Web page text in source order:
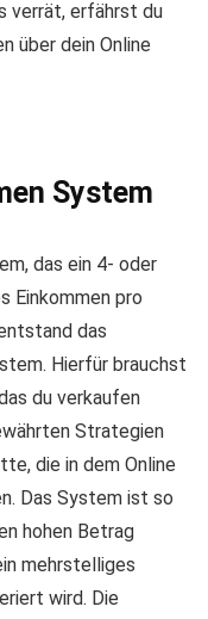
verrät, erfährst du
über dein Online
System
das ein 4- oder
Einkommen pro
das
Hierfür brauchst
du verkaufen
Strategien
die in dem Online
Das System ist so
hohen Betrag
mehrstelliges
wird. Die